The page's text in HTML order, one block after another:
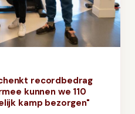
recordbedrag
kunnen we 110
kamp bezorgen"